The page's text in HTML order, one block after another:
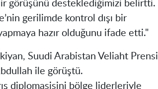
görüşünü desteklediğimizi belirtti.
gerilimde kontrol dışı bir
hazır olduğunu ifade etti."
Suudi Arabistan Veliaht Prensi
ile görüştü.
diplomasisini bölge liderleriyle